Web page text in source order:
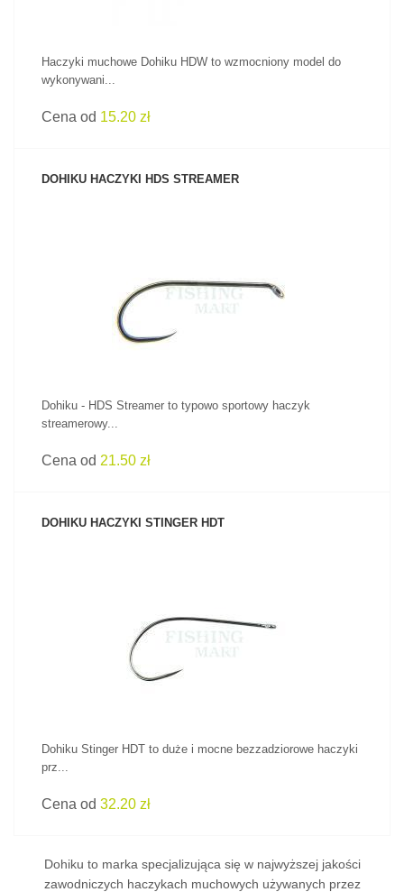
Haczyki muchowe Dohiku HDW to wzmocniony model do
wykonywani...
Cena od 15.20 zł
DOHIKU HACZYKI HDS STREAMER
Dohiku - HDS Streamer to typowo sportowy haczyk
streamerowy...
Cena od 21.50 zł
DOHIKU HACZYKI STINGER HDT
ZOBACZ PRODUKT
Dohiku Stinger HDT to duże i mocne bezzadziorowe haczyki
prz...
Cena od 32.20 zł
Dohiku to marka specjalizująca się w najwyższej jakości
zawodniczych haczykach muchowych używanych przez